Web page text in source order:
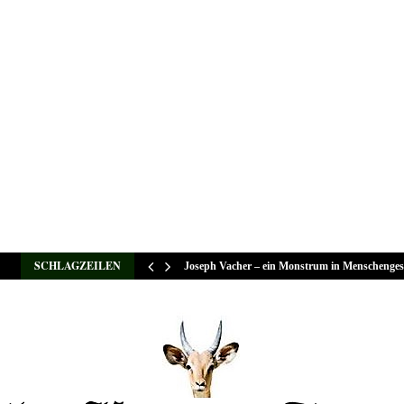
SCHLAGZEILEN Joseph Vacher – ein Monstrum in